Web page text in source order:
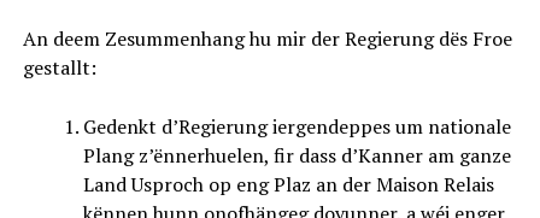
An deem Zesummenhang hu mir der Regierung dës Froe
gestallt:
Gedenkt d’Regierung iergendeppes um nationale
Plang z’ënnerhuelen, fir dass d’Kanner am ganze
Land Usproch op eng Plaz an der Maison Relais